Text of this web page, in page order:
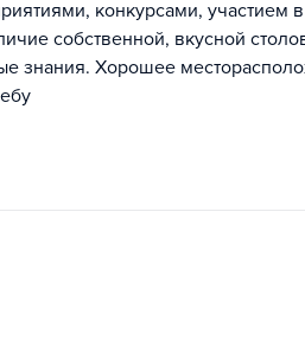
конкурсами, участием в
собственной, вкусной
знания. Хорошее